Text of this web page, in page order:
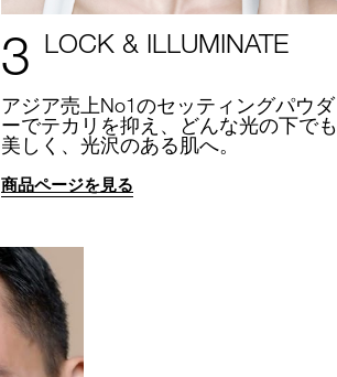
3 LOCK & ILLUMINATE
アジア売上No1のセッティングパウダ
ーでテカリを抑え、どんな光の下でも
美しく、光沢のある肌へ。
商品ページを見る